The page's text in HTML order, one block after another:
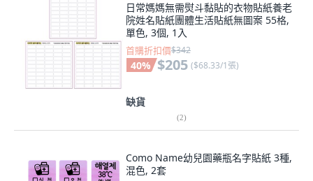
日常媽媽無需熨斗黏貼的衣物貼紙養老
院姓名貼紙團體生活貼紙無圖案 55格,
單色, 3個, 1入
首購折扣價$342
40% $205 ($68.33/1張)
缺貨
(2)
Como Name幼兒園藥瓶名字貼紙 3種,
混色, 2套